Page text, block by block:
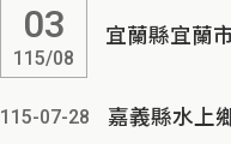
115/08
03 宜蘭縣宜蘭
115-07-28 嘉義縣水上